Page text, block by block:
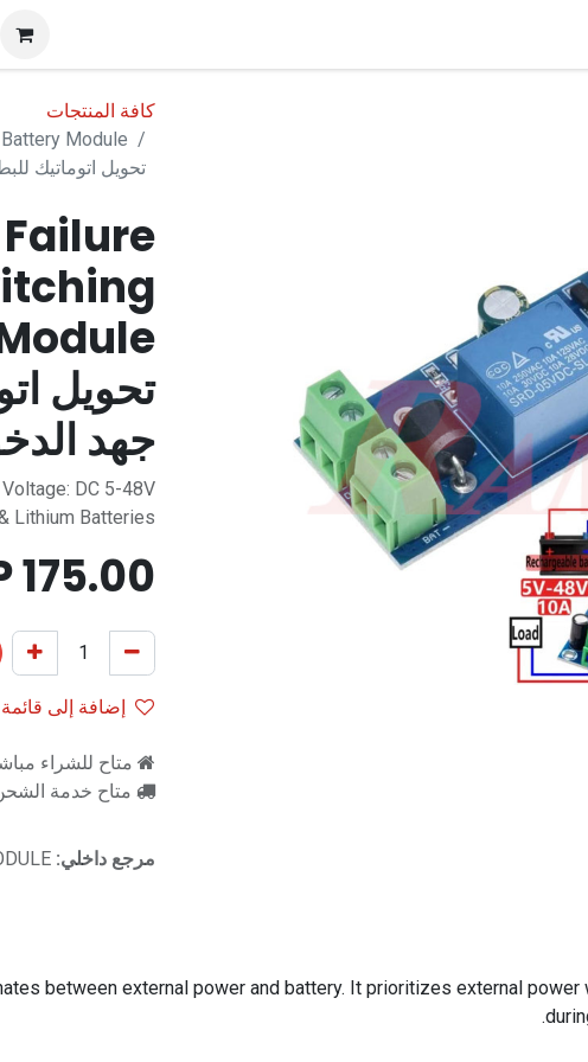
كافة المنتجات
تحويل اتوماتيك
تحويل
جهد
DC 5-48V
Lithium Batteries
175.00
إضافة إلى قائمة
متاح للشراء
متاح خدمة الشحن
مرجع داخلي:
between external power and battery. It prioritizes external